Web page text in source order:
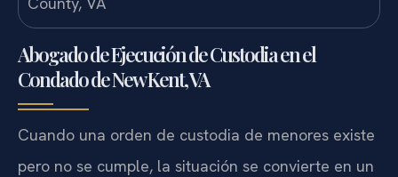
Abogado de Ejecución de Custodia en el
Condado de New Kent, VA
Cuando una orden de custodia de menores existe
pero no se cumple, la situación se convierte en un